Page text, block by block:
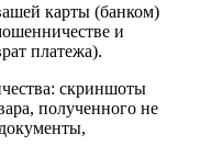
карты (банком)
и
платежа).
скриншоты
полученного не